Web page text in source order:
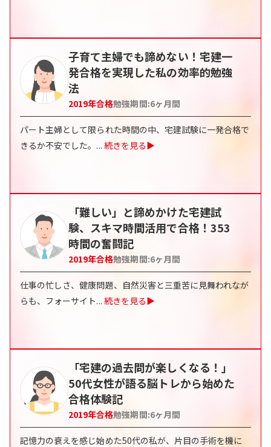
子育て主婦でも諦めない！宅建一
発合格を実現した私の効率的勉強
法
2019年合格勉強期間:6ヶ月間
パート主婦として限られた時間の中、宅建試験に一発合格で
きるか不安でした。 ... 続きを見る▶
「難しい」と諦めかけた宅建試
験、スキマ時間活用で合格！353
時間の奮闘記
2019年合格勉強期間:6ヶ月間
仕事の忙しさ、健康問題、自然災害と三重苦に見舞われなが
らも、フォーサイト... 続きを見る▶
「宅建の過去問が楽しくなる！」
50代女性が語る脳トレから始めた
合格体験記
2019年合格勉強期間:6ヶ月間
記憶力の衰えを感じ始めた50代の私が、片目の手術を機に